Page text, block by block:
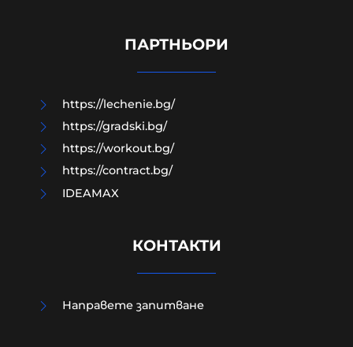
етикетите само в евро
ПАРТНЬОРИ
https://lechenie.bg/
https://gradski.bg/
https://workout.bg/
https://contract.bg/
IDEAMAX
КОНТАКТИ
Направете запитване